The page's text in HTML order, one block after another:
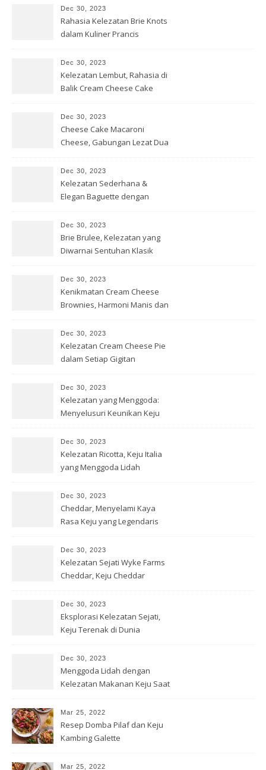
Dec 30, 2023
Rahasia Kelezatan Brie Knots
dalam Kuliner Prancis
Dec 30, 2023
Kelezatan Lembut, Rahasia di
Balik Cream Cheese Cake
Dec 30, 2023
Cheese Cake Macaroni
Cheese, Gabungan Lezat Dua
Dec 30, 2023
Kelezatan Sederhana &
Elegan Baguette dengan
Dec 30, 2023
Brie Brulee, Kelezatan yang
Diwarnai Sentuhan Klasik
Dec 30, 2023
Kenikmatan Cream Cheese
Brownies, Harmoni Manis dan
Dec 30, 2023
Kelezatan Cream Cheese Pie
dalam Setiap Gigitan
Dec 30, 2023
Kelezatan yang Menggoda:
Menyelusuri Keunikan Keju
Dec 30, 2023
Kelezatan Ricotta, Keju Italia
yang Menggoda Lidah
Dec 30, 2023
Cheddar, Menyelami Kaya
Rasa Keju yang Legendaris
Dec 30, 2023
Kelezatan Sejati Wyke Farms
Cheddar, Keju Cheddar
Dec 30, 2023
Eksplorasi Kelezatan Sejati,
Keju Terenak di Dunia
Dec 30, 2023
Menggoda Lidah dengan
Kelezatan Makanan Keju Saat
Mar 25, 2022
Resep Domba Pilaf dan Keju
Kambing Galette
Mar 25, 2022